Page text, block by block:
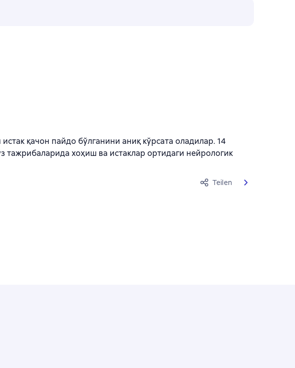
қачон пайдо бўлганини аниқ кўрсата оладилар. 14
хоҳиш ва истаклар ортидаги нейрологик
Teilen